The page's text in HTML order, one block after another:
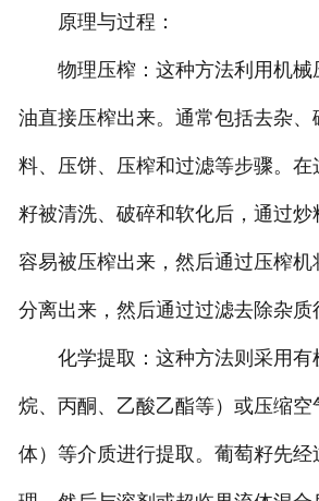
原理与过程：
物理压榨：这种方法利用机械
油直接压榨出来。通常包括去杂
料、压饼、压榨和过滤等步骤。
籽被清洗、破碎和软化后，通过炒
容易被压榨出来，然后通过压榨机
分离出来，然后通过过滤去除杂质
化学提取：这种方法则采用有
烷、丙酮、乙酸乙酯等）或压缩
体）等介质进行提取。葡萄籽先经